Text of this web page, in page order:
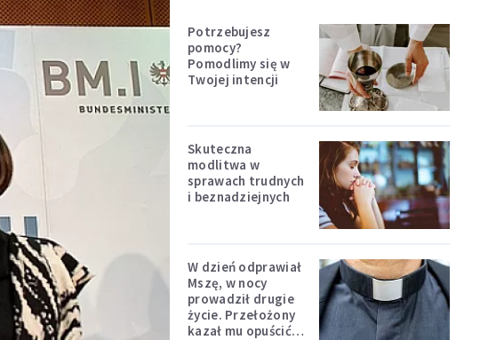
Potrzebujesz
pomocy?
Pomodlimy się w
Twojej intencji
Skuteczna
modlitwa w
sprawach trudnych
i beznadziejnych
W dzień odprawiał
Mszę, w nocy
prowadził drugie
życie. Przełożony
kazał mu opuścić